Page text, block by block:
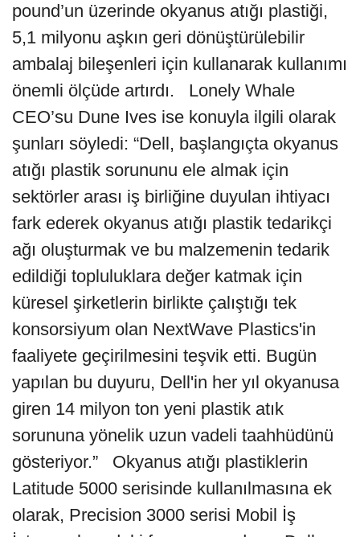
pound’un üzerinde okyanus atığı plastiği,
5,1 milyonu aşkın geri dönüştürülebilir
ambalaj bileşenleri için kullanarak kullanımı
önemli ölçüde artırdı. Lonely Whale
CEO’su Dune Ives ise konuyla ilgili olarak
şunları söyledi: “Dell, başlangıçta okyanus
atığı plastik sorununu ele almak için
sektörler arası iş birliğine duyulan ihtiyacı
fark ederek okyanus atığı plastik tedarikçi
ağı oluşturmak ve bu malzemenin tedarik
edildiği topluluklara değer katmak için
küresel şirketlerin birlikte çalıştığı tek
konsorsiyum olan NextWave Plastics'in
faaliyete geçirilmesini teşvik etti. Bugün
yapılan bu duyuru, Dell'in her yıl okyanusa
giren 14 milyon ton yeni plastik atık
sorununa yönelik uzun vadeli taahhüdünü
gösteriyor.” Okyanus atığı plastiklerin
Latitude 5000 serisinde kullanılmasına ek
olarak, Precision 3000 serisi Mobil İş